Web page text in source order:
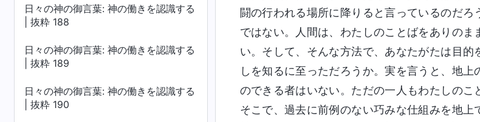
日々の神の御言葉: 神の働きを認識する
| 抜粋 188
日々の神の御言葉: 神の働きを認識する
| 抜粋 189
日々の神の御言葉: 神の働きを認識する
| 抜粋 190
闘の行われる場所に降りると言っているのだ
ではない。人間は、わたしのことばをありの
い。そして、そんな方法で、あなたがたは目
しを知るに至っただろうか。実を言うと、地
のできる者はいない。ただの一人もわたしのこ
そこで、過去に前例のない巧みな仕組みを地